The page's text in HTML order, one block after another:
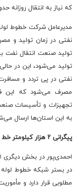
که نیاز به انتقال روزانه حدود ۱۶ میلیون لیتر فرآورده را برآورده
مدیرعامل شرکت خطوط لوله
نفتی در زمان تولید و
تولید می‌شود، این در
نفتی در پی تردد و
مصرف می‌شود که این
تجهیزات و تأسیسات
به این استان‌ها ارسال
پیگرانی ۲ هزار کیلومتر خط لوله در حال اجراست
احمدی‌پور در بخش دیگری
در بستر شبکه خطوط
مطلوبی قرار دارد و